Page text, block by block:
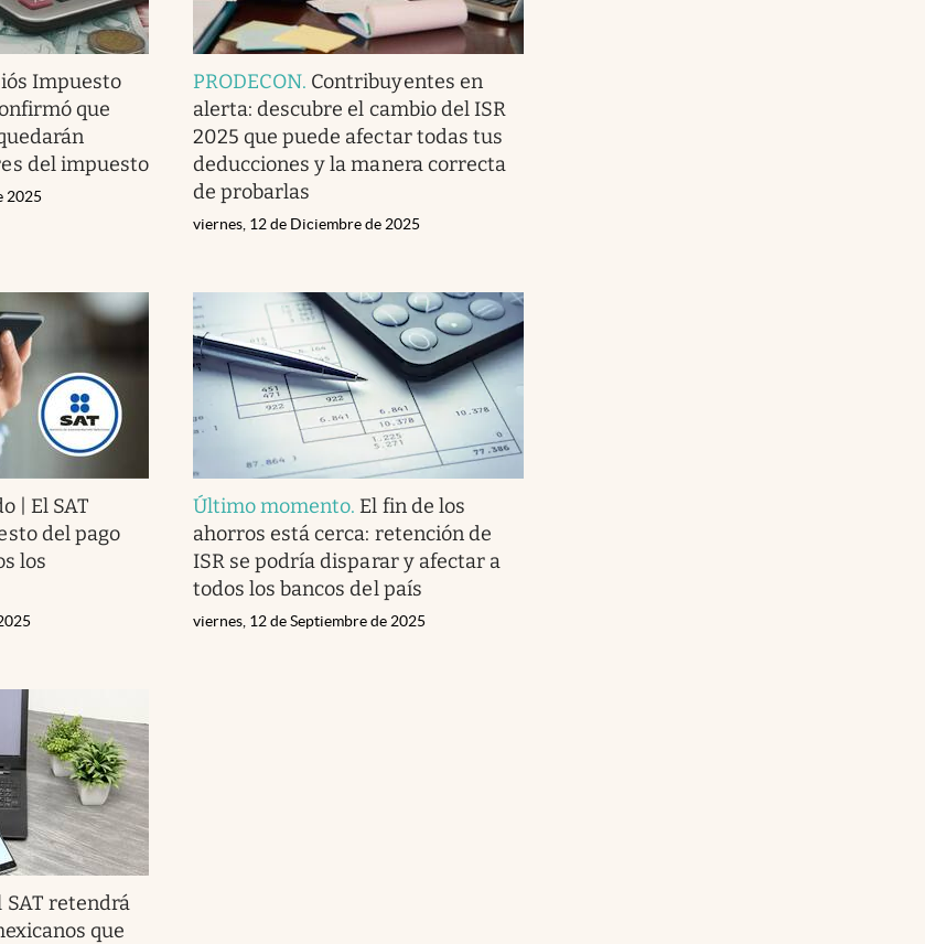
Impuesto
que
del impuesto
2025
PRODECON. Contribuyentes en
alerta: descubre el cambio del ISR
2025 que puede afectar todas tus
deducciones y la manera correcta
de probarlas
viernes, 12 de Diciembre de 2025
| El SAT
del pago
los
Último momento. El fin de los
ahorros está cerca: retención de
ISR se podría disparar y afectar a
todos los bancos del país
viernes, 12 de Septiembre de 2025
SAT retendrá
que